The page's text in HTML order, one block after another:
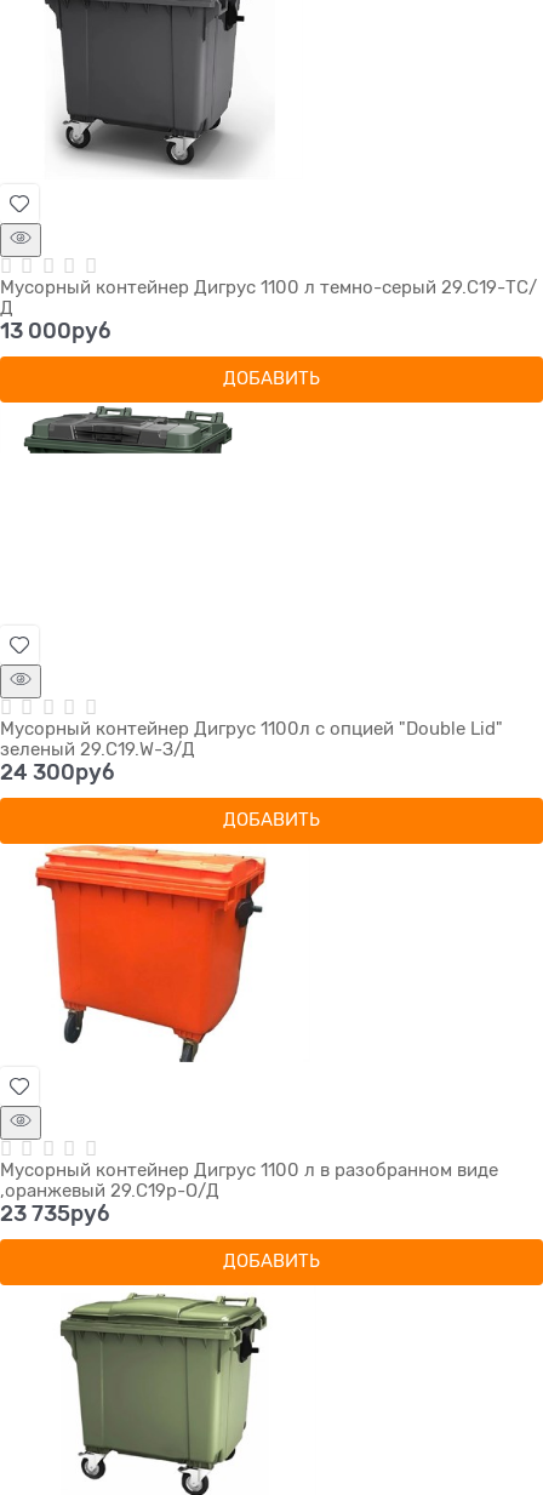
Мусорный контейнер Дигрус 1100 л темно-серый 29.С19-ТС/
Д
13 000руб
ДОБАВИТЬ
Мусорный контейнер Дигрус 1100л с опцией "Double Lid"
зеленый 29.С19.W-З/Д
24 300руб
ДОБАВИТЬ
Мусорный контейнер Дигрус 1100 л в разобранном виде
,оранжевый 29.С19р-О/Д
23 735руб
ДОБАВИТЬ